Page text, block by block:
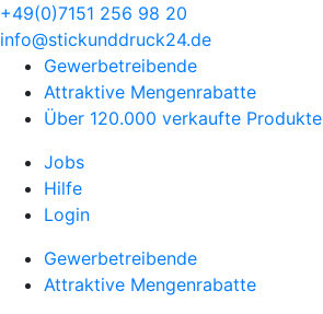
+49(0)7151 256 98 20‬
info@stickunddruck24.de
Gewerbetreibende
Attraktive Mengenrabatte
Über 120.000 verkaufte Produkte
Jobs
Hilfe
Login
Gewerbetreibende
Attraktive Mengenrabatte